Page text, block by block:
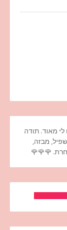
מאוד. תודה
מבזה,
🌹🌹🌹